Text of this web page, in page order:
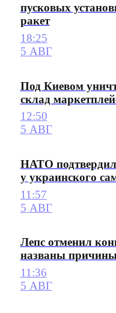
пусковых
ракет
18:25
5 АВГ
Под Киевом
склад
12:50
5 АВГ
НАТО
у украинского
11:57
5 АВГ
Лепс отменил
названы причины
11:36
5 АВГ